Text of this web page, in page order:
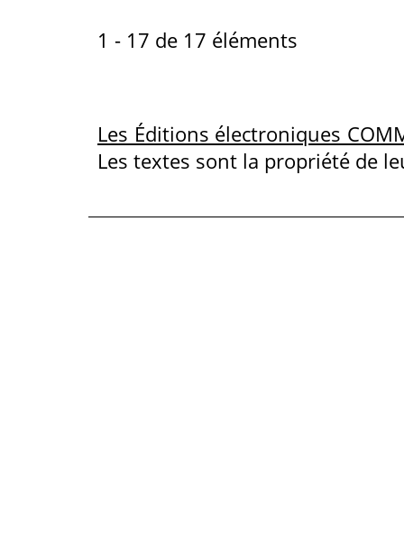
1 - 17 de 17 éléments
Les Éditions électroniques
Les textes sont la propriété de